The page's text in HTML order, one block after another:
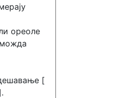
ореоле
можда
[